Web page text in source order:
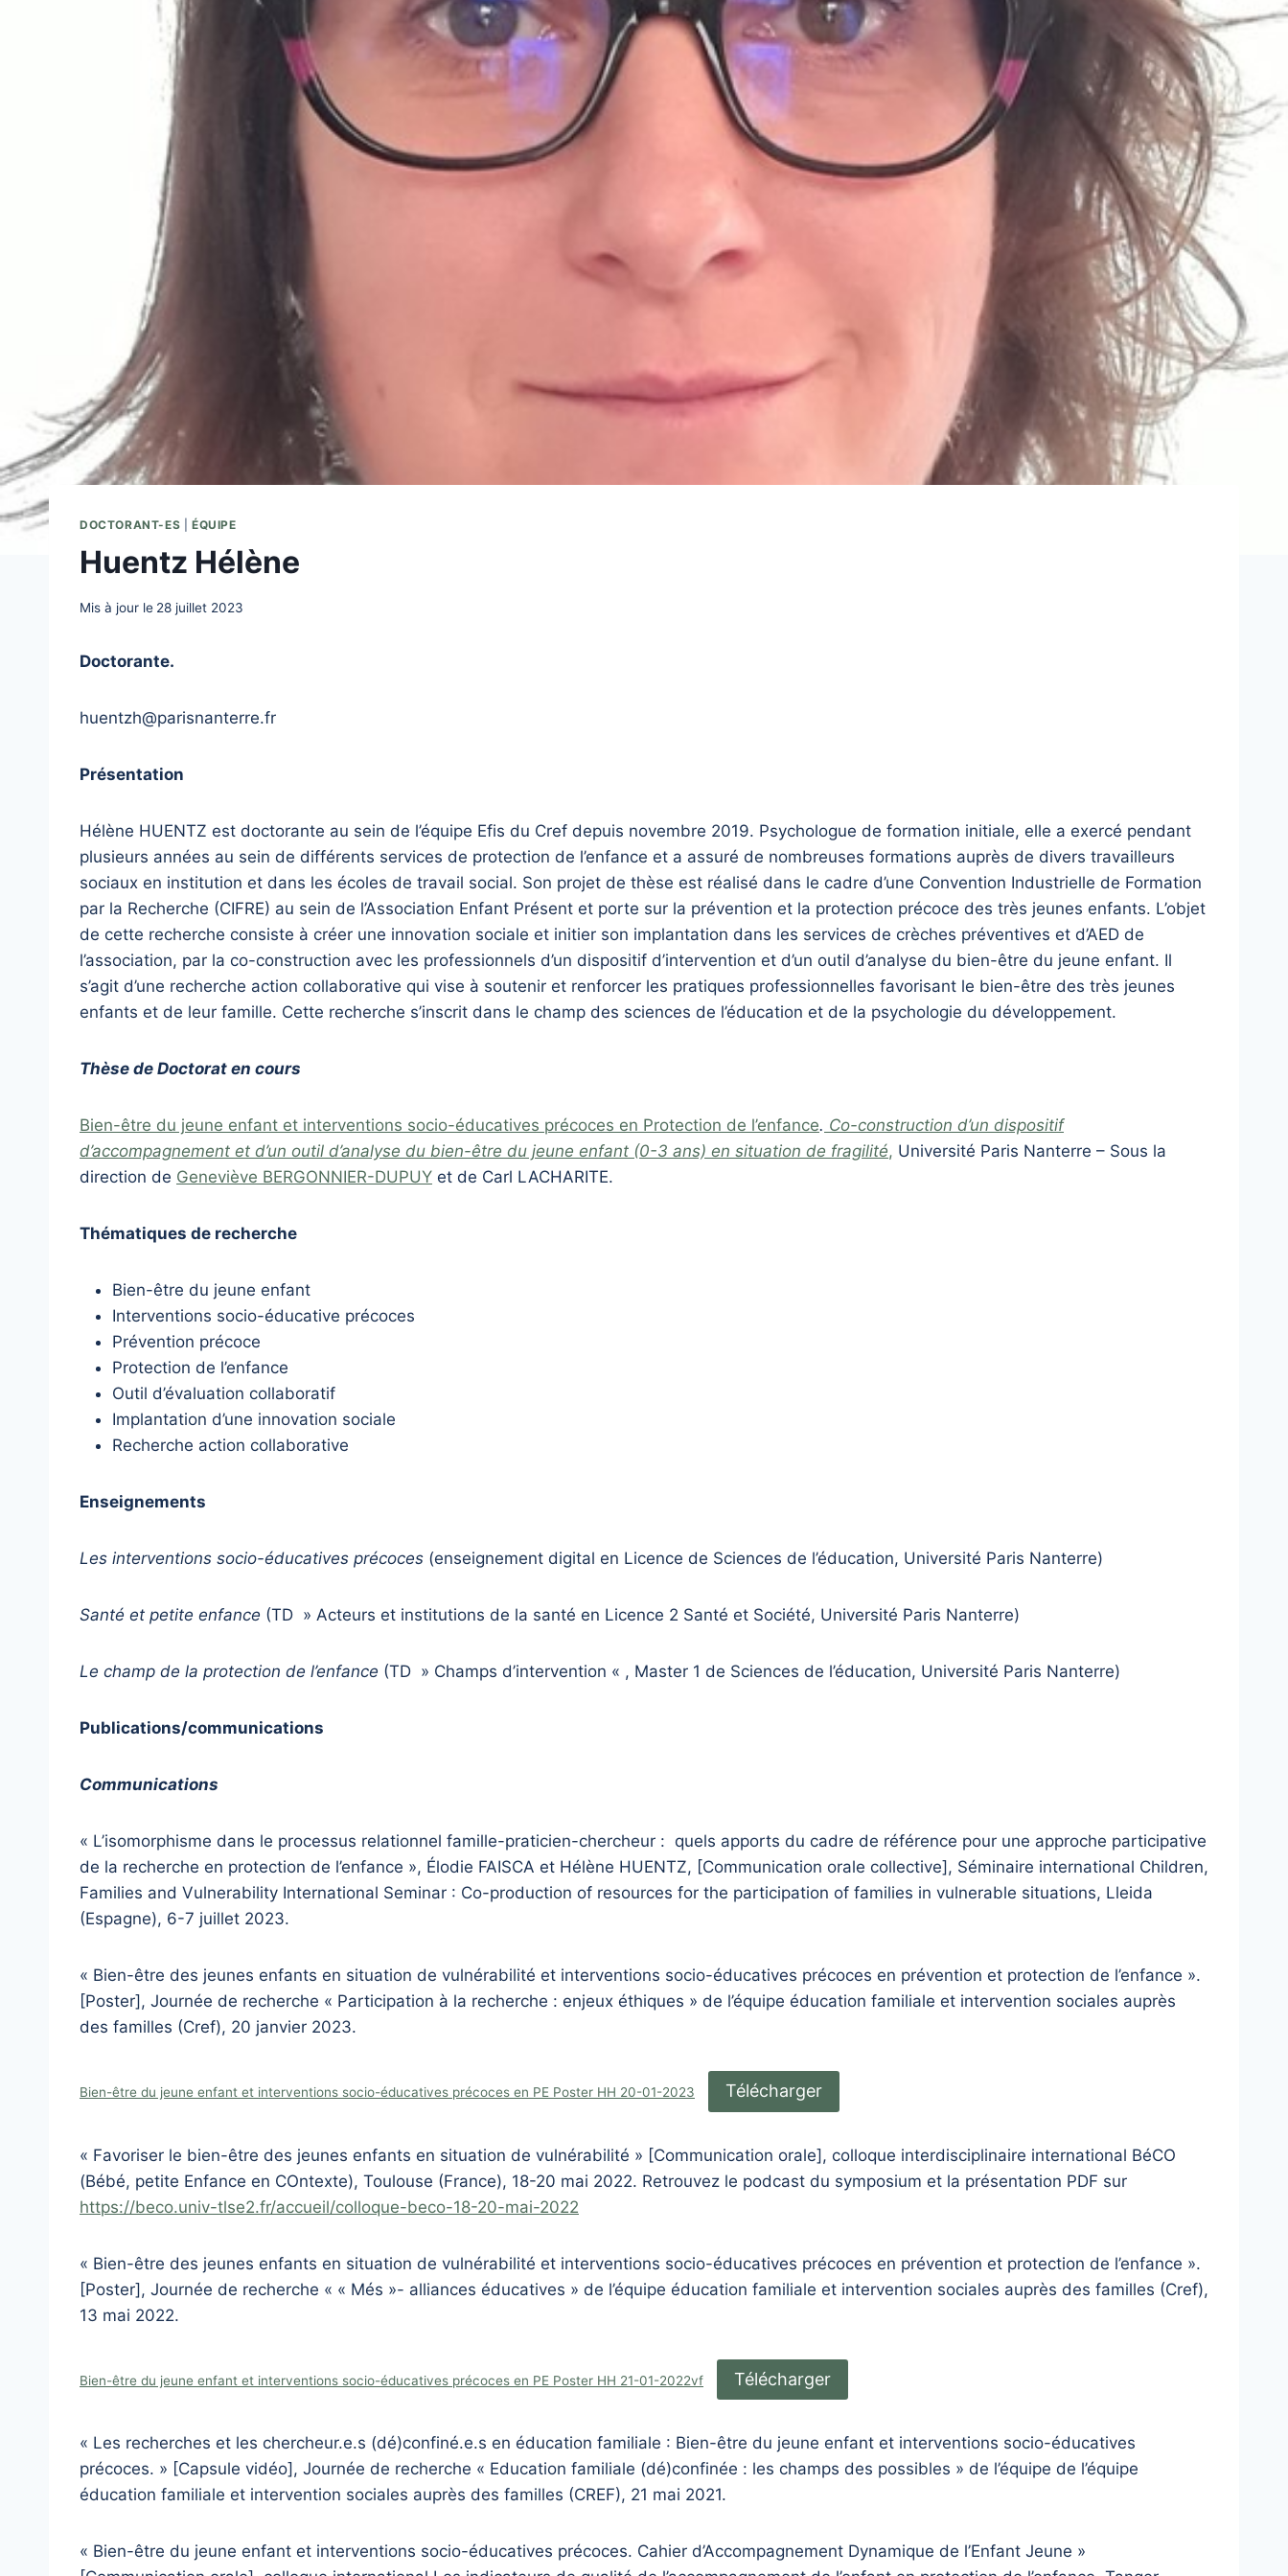
DOCTORANT-ES ÉQUIPE
Huentz Hélène
Mis à jour le 28 juillet 2023
Doctorante.
huentzh@parisnanterre.fr
Présentation
Hélène HUENTZ est doctorante au sein de l’équipe Efis du Cref depuis novembre 2019. Psychologue de formation initiale, elle a exercé pendant
plusieurs années au sein de différents services de protection de l’enfance et a assuré de nombreuses formations auprès de divers travailleurs
sociaux en institution et dans les écoles de travail social. Son projet de thèse est réalisé dans le cadre d’une Convention Industrielle de Formation
par la Recherche (CIFRE) au sein de l’Association Enfant Présent et porte sur la prévention et la protection précoce des très jeunes enfants. L’objet
de cette recherche consiste à créer une innovation sociale et initier son implantation dans les services de crèches préventives et d’AED de
l’association, par la co-construction avec les professionnels d’un dispositif d’intervention et d’un outil d’analyse du bien-être du jeune enfant. Il
s’agit d’une recherche action collaborative qui vise à soutenir et renforcer les pratiques professionnelles favorisant le bien-être des très jeunes
enfants et de leur famille. Cette recherche s’inscrit dans le champ des sciences de l’éducation et de la psychologie du développement.
Thèse de Doctorat en cours
Bien-être du jeune enfant et interventions socio-éducatives précoces en Protection de l’enfance. Co-construction d’un dispositif
d’accompagnement et d’un outil d’analyse du bien-être du jeune enfant (0-3 ans) en situation de fragilité, Université Paris Nanterre – Sous la
direction de Geneviève BERGONNIER-DUPUY et de Carl LACHARITE.
Thématiques de recherche
Bien-être du jeune enfant
Interventions socio-éducative précoces
Prévention précoce
Protection de l’enfance
Outil d’évaluation collaboratif
Implantation d’une innovation sociale
Recherche action collaborative
Enseignements
Les interventions socio-éducatives précoces (enseignement digital en Licence de Sciences de l’éducation, Université Paris Nanterre)
Santé et petite enfance (TD » Acteurs et institutions de la santé en Licence 2 Santé et Société, Université Paris Nanterre)
Le champ de la protection de l’enfance (TD » Champs d’intervention « , Master 1 de Sciences de l’éducation, Université Paris Nanterre)
Publications/communications
Communications
« L’isomorphisme dans le processus relationnel famille-praticien-chercheur : quels apports du cadre de référence pour une approche participative
de la recherche en protection de l’enfance », Élodie FAISCA et Hélène HUENTZ, [Communication orale collective], Séminaire international Children,
Families and Vulnerability International Seminar : Co-production of resources for the participation of families in vulnerable situations, Lleida
(Espagne), 6-7 juillet 2023.
« Bien-être des jeunes enfants en situation de vulnérabilité et interventions socio-éducatives précoces en prévention et protection de l’enfance ».
[Poster], Journée de recherche « Participation à la recherche : enjeux éthiques » de l’équipe éducation familiale et intervention sociales auprès
des familles (Cref), 20 janvier 2023.
Bien-être du jeune enfant et interventions socio-éducatives précoces en PE Poster HH 20-01-2023 Télécharger
« Favoriser le bien-être des jeunes enfants en situation de vulnérabilité » [Communication orale], colloque interdisciplinaire international BéCO
(Bébé, petite Enfance en COntexte), Toulouse (France), 18-20 mai 2022. Retrouvez le podcast du symposium et la présentation PDF sur
https://beco.univ-tlse2.fr/accueil/colloque-beco-18-20-mai-2022
« Bien-être des jeunes enfants en situation de vulnérabilité et interventions socio-éducatives précoces en prévention et protection de l’enfance ».
[Poster], Journée de recherche « « Més »- alliances éducatives » de l’équipe éducation familiale et intervention sociales auprès des familles (Cref),
13 mai 2022.
Bien-être du jeune enfant et interventions socio-éducatives précoces en PE Poster HH 21-01-2022vf Télécharger
« Les recherches et les chercheur.e.s (dé)confiné.e.s en éducation familiale : Bien-être du jeune enfant et interventions socio-éducatives
précoces. » [Capsule vidéo], Journée de recherche « Education familiale (dé)confinée : les champs des possibles » de l’équipe de l’équipe
éducation familiale et intervention sociales auprès des familles (CREF), 21 mai 2021.
« Bien-être du jeune enfant et interventions socio-éducatives précoces. Cahier d’Accompagnement Dynamique de l’Enfant Jeune »